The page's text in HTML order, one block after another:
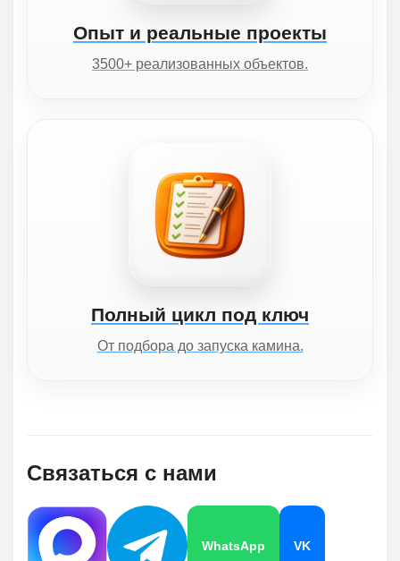
Опыт и реальные проекты
3500+ реализованных объектов.
Полный цикл под ключ
От подбора до запуска камина.
Связаться с нами
WhatsApp VK